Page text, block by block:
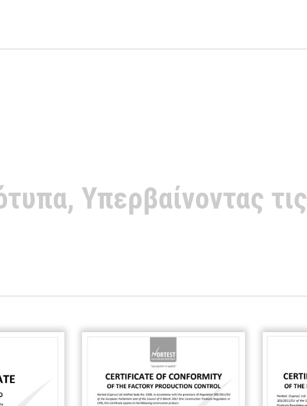
Υπερβαίνοντας τις